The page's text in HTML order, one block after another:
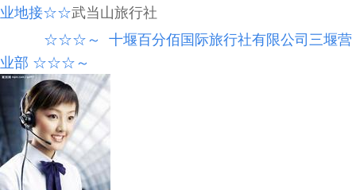
业地接☆☆武当山旅行社
☆☆☆ ～
十堰百分佰国际旅行社有限公司三堰营
业部 ☆☆☆ ～